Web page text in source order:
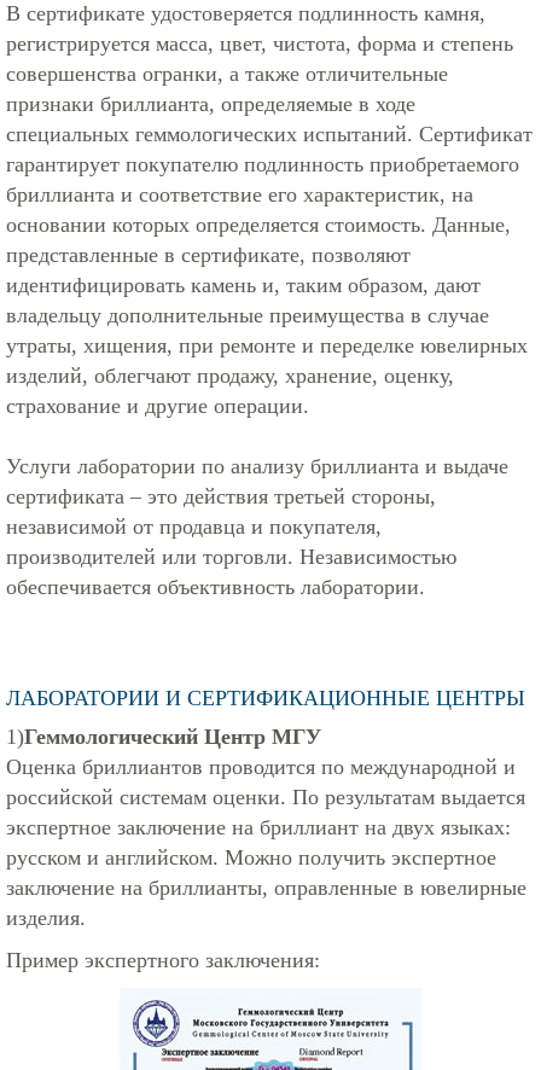
В сертификате удостоверяется подлинность камня,
регистрируется масса, цвет, чистота, форма и степень
совершенства огранки, а также отличительные
признаки бриллианта, определяемые в ходе
специальных геммологических испытаний. Сертификат
гарантирует покупателю подлинность приобретаемого
бриллианта и соответствие его характеристик, на
основании которых определяется стоимость. Данные,
представленные в сертификате, позволяют
идентифицировать камень и, таким образом, дают
владельцу дополнительные преимущества в случае
утраты, хищения, при ремонте и переделке ювелирных
изделий, облегчают продажу, хранение, оценку,
страхование и другие операции.
Услуги лаборатории по анализу бриллианта и выдаче
сертификата – это действия третьей стороны,
независимой от продавца и покупателя,
производителей или торговли. Независимостью
обеспечивается объективность лаборатории.
ЛАБОРАТОРИИ И СЕРТИФИКАЦИОННЫЕ ЦЕНТРЫ
1)Геммологический Центр МГУ
Оценка бриллиантов проводится по международной и
российской системам оценки. По результатам выдается
экспертное заключение на бриллиант на двух языках:
русском и английском. Можно получить экспертное
заключение на бриллианты, оправленные в ювелирные
изделия.
Пример экспертного заключения: